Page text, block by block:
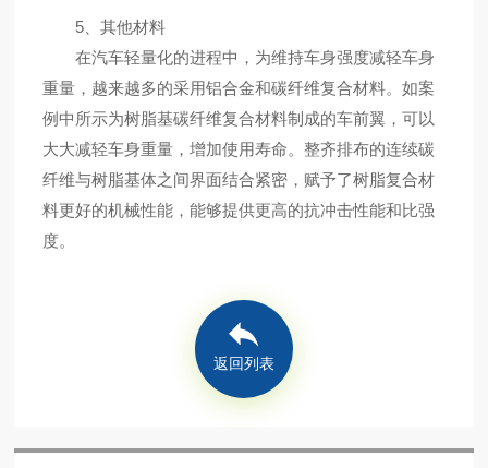
5、其他材料
在汽车轻量化的进程中，为维持车身强度减轻车身
重量，越来越多的采用铝合金和碳纤维复合材料。如案
例中所示为树脂基碳纤维复合材料制成的车前翼，可以
大大减轻车身重量，增加使用寿命。整齐排布的连续碳
纤维与树脂基体之间界面结合紧密，赋予了树脂复合材
料更好的机械性能，能够提供更高的抗冲击性能和比强
度。
返回列表